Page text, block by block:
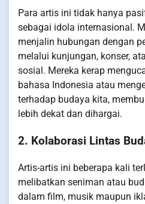
Para artis ini tidak hanya
sebagai idola internasional.
menjalin hubungan dengan
melalui kunjungan, konser,
sosial. Mereka kerap
bahasa Indonesia atau
terhadap budaya kita,
lebih dekat dan dihargai.
2. Kolaborasi Lintas
Artis-artis ini beberapa kali
melibatkan seniman atau
dalam film, musik maupun